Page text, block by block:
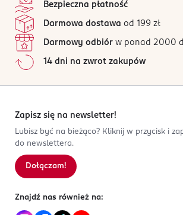
Kod EAN
5 907813 654794Wszystkie opinie są
4
2
1
Sortowanie wg
Bezpieczna płatność
Darmowa dostawa od 199 zł
Darmowy odbiór w ponad 2000
14 dni na zwrot zakupów
Zapisz się na newsletter!
Lubisz być na bieżąco? Kliknij w przycisk i
do newslettera.
Dołączam!
Znajdź nas również na: